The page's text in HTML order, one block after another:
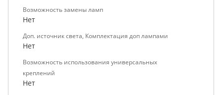
Возможность замены ламп
Нет
Доп. источник света, Комплектация доп лампами
Нет
Возможность использования универсальных
креплений
Нет